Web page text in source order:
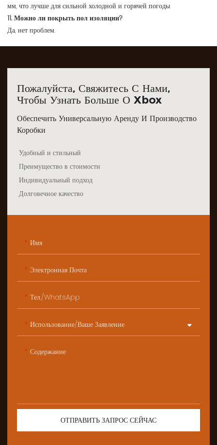
мм, что лучше для сильной холодной и горячей погоды
11. Можно ли покрыть пол изоляции?
Да, нет проблем.
Пожалуйста, Свяжитесь С Нами,
Чтобы Узнать Больше О Xbox
Обеспечить Универсальную Аренду И Производство
Коробки
Удобный и стильный
Преимущество в стоимости
Индивидуальный подход
Долговечное качество
Имя
Электронная Почта
Тел./WhatsApp
Использование/ваше Заявление
Содержание
ОТПРАВИТЬ ЗАПРОС СЕЙЧАС